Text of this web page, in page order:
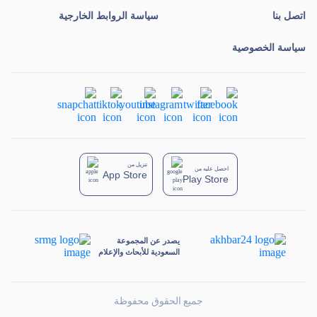
يصدر عن المجموعة
السعودية للأبحاث والإعلام
جميع الحقوق محفوظة
اتصل بنا سياسة الروابط الخارجية
سياسة الخصوصية
تنزيل من
App Store
احصل عليه من
Play Store